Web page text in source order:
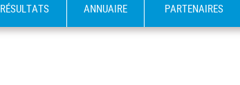
RÉSULTATS ANNUAIRE PARTENAIRES